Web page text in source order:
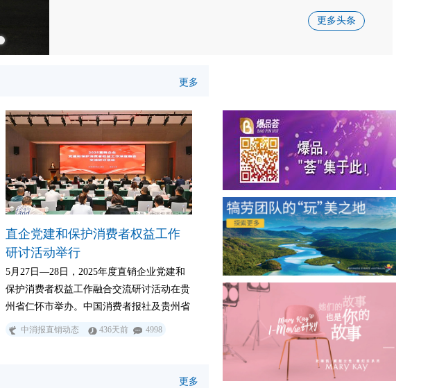
更多头条
更多
直企党建和保护消费者权益工作
研讨活动举行
5月27日—28日，2025年度直销企业党建和
保护消费者权益工作融合交流研讨活动在贵
州省仁怀市举办。中国消费者报社及贵州省
市场监管局有关同志参加活动，山东省、河
建工作负责人及业务骨干代表参加活动。
中消报直销动态 436天前 4998
更多